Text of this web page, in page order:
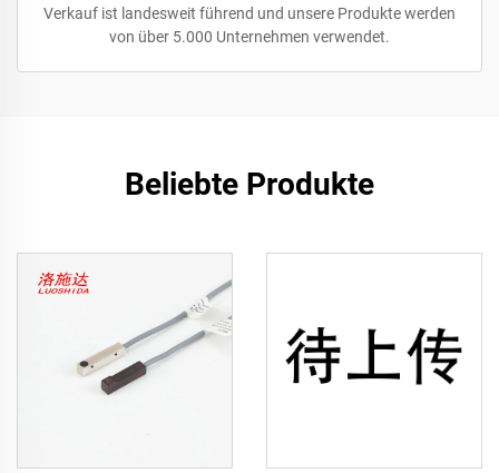
Verkauf ist landesweit führend und unsere Produkte werden
von über 5.000 Unternehmen verwendet.
Beliebte Produkte